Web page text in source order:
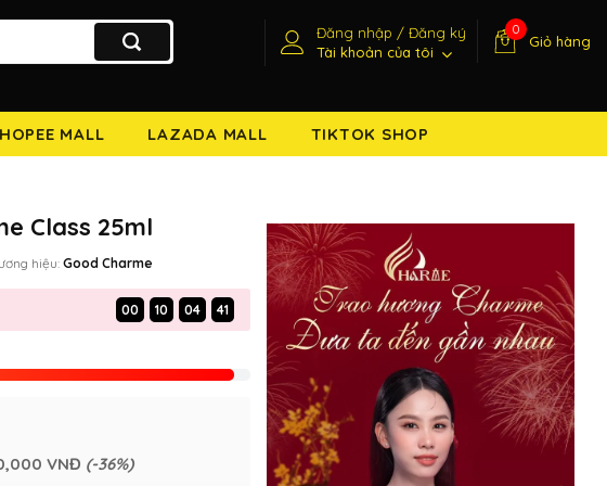
Đăng nhập / Đăng ký
Tài khoản của tôi
0
Giỏ hàng
MALL LAZADA MALL TIKTOK SHOP
Class 25ml
hiệu: Good Charme
00 10 04 40
VNĐ (-36%)